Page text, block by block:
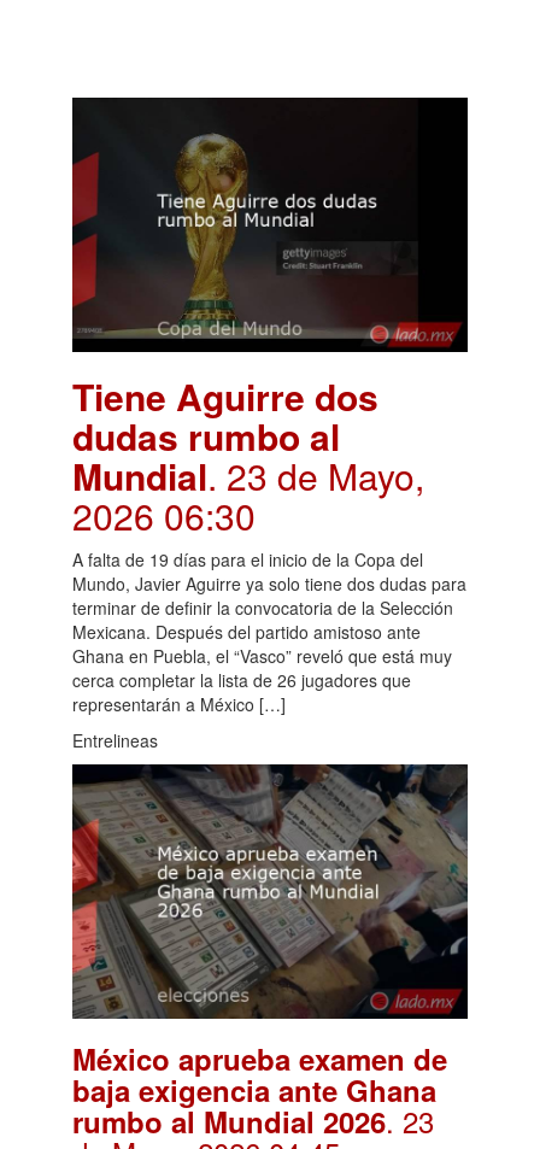
Tiene Aguirre dos
dudas rumbo al
Mundial. 23 de Mayo,
2026 06:30
A falta de 19 días para el inicio de la Copa del
Mundo, Javier Aguirre ya solo tiene dos dudas para
terminar de definir la convocatoria de la Selección
Mexicana. Después del partido amistoso ante
Ghana en Puebla, el “Vasco” reveló que está muy
cerca completar la lista de 26 jugadores que
representarán a México […]
Entrelineas
México aprueba examen de
baja exigencia ante Ghana
rumbo al Mundial 2026. 23